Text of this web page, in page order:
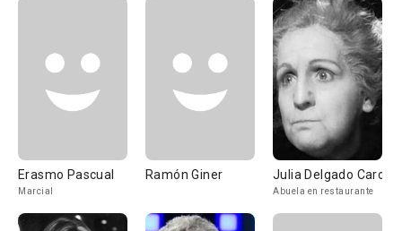
Erasmo Pascual
Marcial
Ramón Giner Julia Delgado Caro
Abuela en restaurante